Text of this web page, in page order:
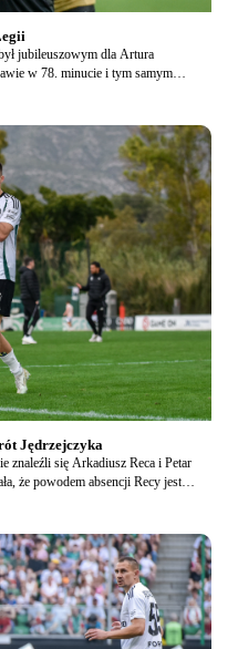
jubileuszowym dla Artura
w 78. minucie i tym samym
Jędrzejczyka
znaleźli się Arkadiusz Reca i Petar
że powodem absencji Recy jest